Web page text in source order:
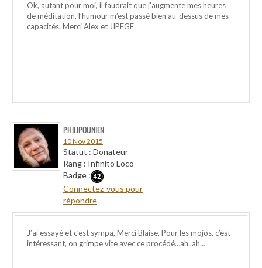
Ok, autant pour moi, il faudrait que j’augmente mes heures
de méditation, l’humour m’est passé bien au-dessus de mes
capacités. Merci Alex et JIPEGE
PHILIPOUNIEN
10 Nov 2015
Statut : Donateur
Rang : Infinito Loco
Badge :
Connectez-vous pour
répondre
J’ai essayé et c’est sympa, Merci Blaise. Pour les mojos, c’est
intéressant, on grimpe vite avec ce procédé…ah..ah…